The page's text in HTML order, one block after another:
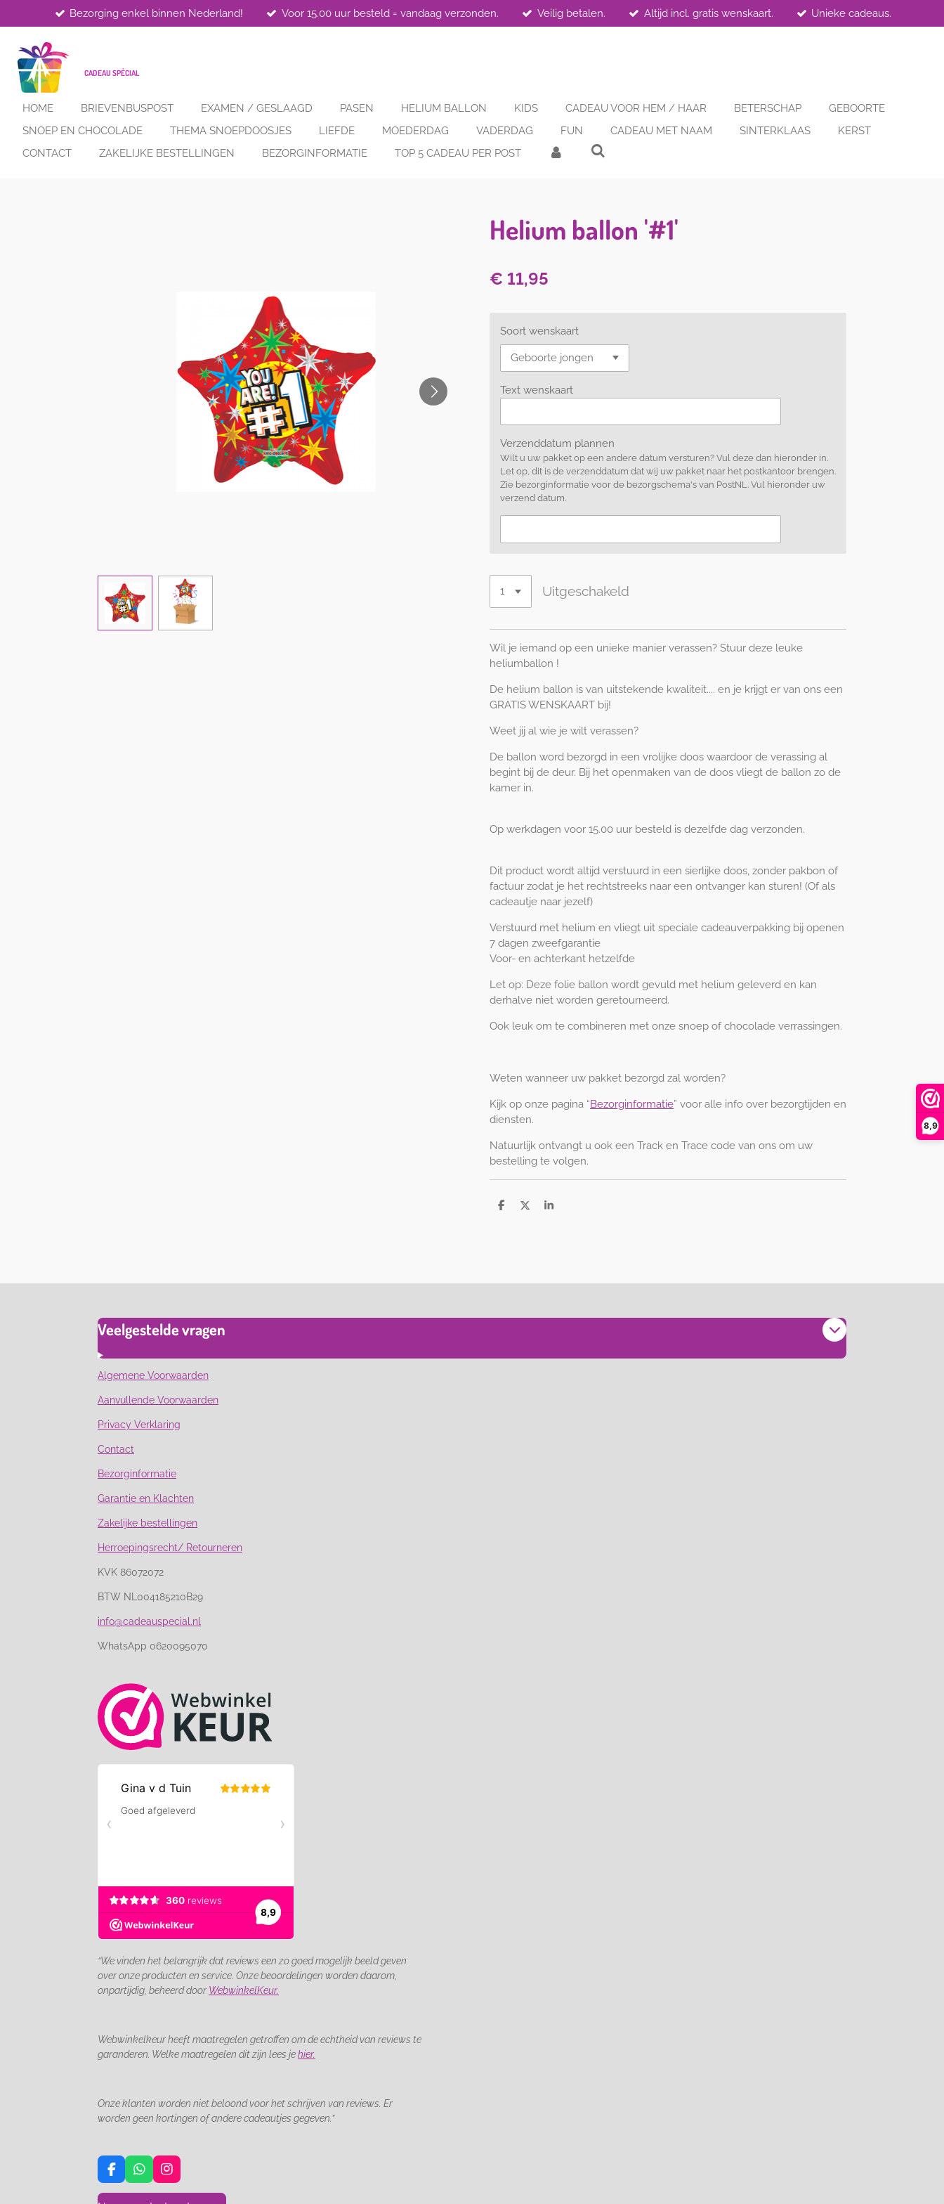
8,9
direct
naar
de
hoofdinhoud
Bezorging enkel binnen Nederland! Voor 15.00 uur besteld = vandaag verzonden. Veilig betalen. Altijd incl. gratis wenskaart. Unieke cadeaus.
CADEAU SPÉCIAL
HOME BRIEVENBUSPOST EXAMEN / GESLAAGD PASEN HELIUM BALLON KIDS CADEAU VOOR HEM / HAAR BETERSCHAP
GEBOORTE
SNOEP EN CHOCOLADE
THEMA SNOEPDOOSJES LIEFDE MOEDERDAG VADERDAG FUN CADEAU MET NAAM SINTERKLAAS
KERST
CONTACT
ZAKELIJKE BESTELLINGEN BEZORGINFORMATIE TOP 5 CADEAU PER POST
Helium ballon '#1'
€ 11,95
Soort wenskaart
Text wenskaart
Verzenddatum plannen
Wilt u uw pakket op een andere datum versturen? Vul deze dan hieronder in.
Let op, dit is de verzenddatum dat wij uw pakket naar het postkantoor brengen.
Zie bezorginformatie voor de bezorgschema's van PostNL. Vul hieronder uw
verzend datum.
Uitgeschakeld
Wil je iemand op een unieke manier verassen? Stuur deze leuke
heliumballon !
De helium ballon is van uitstekende kwaliteit.... en je krijgt er van ons een
GRATIS WENSKAART bij!
Weet jij al wie je wilt verassen?
De ballon word bezorgd in een vrolijke doos waardoor de verassing al
begint bij de deur. Bij het openmaken van de doos vliegt de ballon zo de
kamer in.
Op werkdagen voor 15.00 uur besteld is dezelfde dag verzonden.
Dit product wordt altijd verstuurd in een sierlijke doos, zonder pakbon of
factuur zodat je het rechtstreeks naar een ontvanger kan sturen! (Of als
cadeautje naar jezelf)
Verstuurd met helium en vliegt uit speciale cadeauverpakking bij openen
7 dagen zweefgarantie
Voor- en achterkant hetzelfde
Let op: Deze folie ballon wordt gevuld met helium geleverd en kan
derhalve niet worden geretourneerd.
Ook leuk om te combineren met onze snoep of chocolade verrassingen.
Weten wanneer uw pakket bezorgd zal worden?
Kijk op onze pagina “Bezorginformatie” voor alle info over bezorgtijden en
diensten.
Natuurlijk ontvangt u ook een Track en Trace code van ons om uw
bestelling te volgen.
D
D
S
Veelgestelde vragen
Algemene Voorwaarden
Aanvullende Voorwaarden
Privacy Verklaring
Contact
Bezorginformatie
Garantie en Klachten
Zakelijke bestellingen
Herroepingsrecht/ Retourneren
KVK 86072072
BTW NL004185210B29
info@cadeauspecial.nl
WhatsApp 0620095070
“We vinden het belangrijk dat reviews een zo goed mogelijk beeld geven
over onze producten en service. Onze beoordelingen worden daarom,
onpartijdig, beheerd door WebwinkelKeur.
Webwinkelkeur heeft maatregelen getroffen om de echtheid van reviews te
garanderen. Welke maatregelen dit zijn lees jehier.
Onze klanten worden niet beloond voor het schrijven van reviews. Er
worden geen kortingen of andere cadeautjes gegeven.”
F
a
W
h
I
n
s